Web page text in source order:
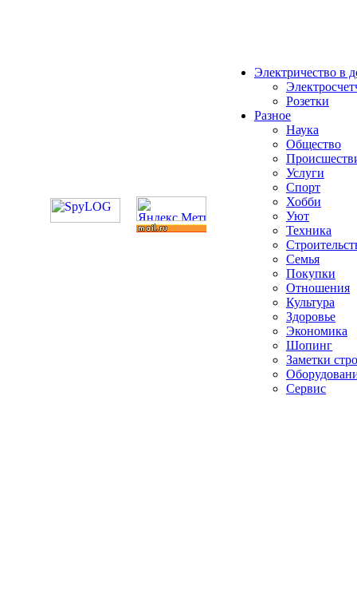
Электричество в
Розетки
Разное
Наука
Общество
Услуги
Спорт
Хобби
Уют
Техника
Семья
Покупки
Отношения
Культура
Здоровье
Экономика
Шопинг
Заметки
Сервис